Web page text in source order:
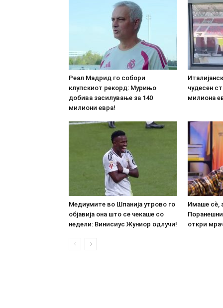
Реал Мадрид го собори
клупскиот рекорд: Мурињо
добива засилување за 140
милиони евра!
чудесен
милиона
Медиумите во Шпанија утрово го
објавија она што се чекаше со
недели: Винисиус Жуниор одлучи!
Имаше сè,
откри